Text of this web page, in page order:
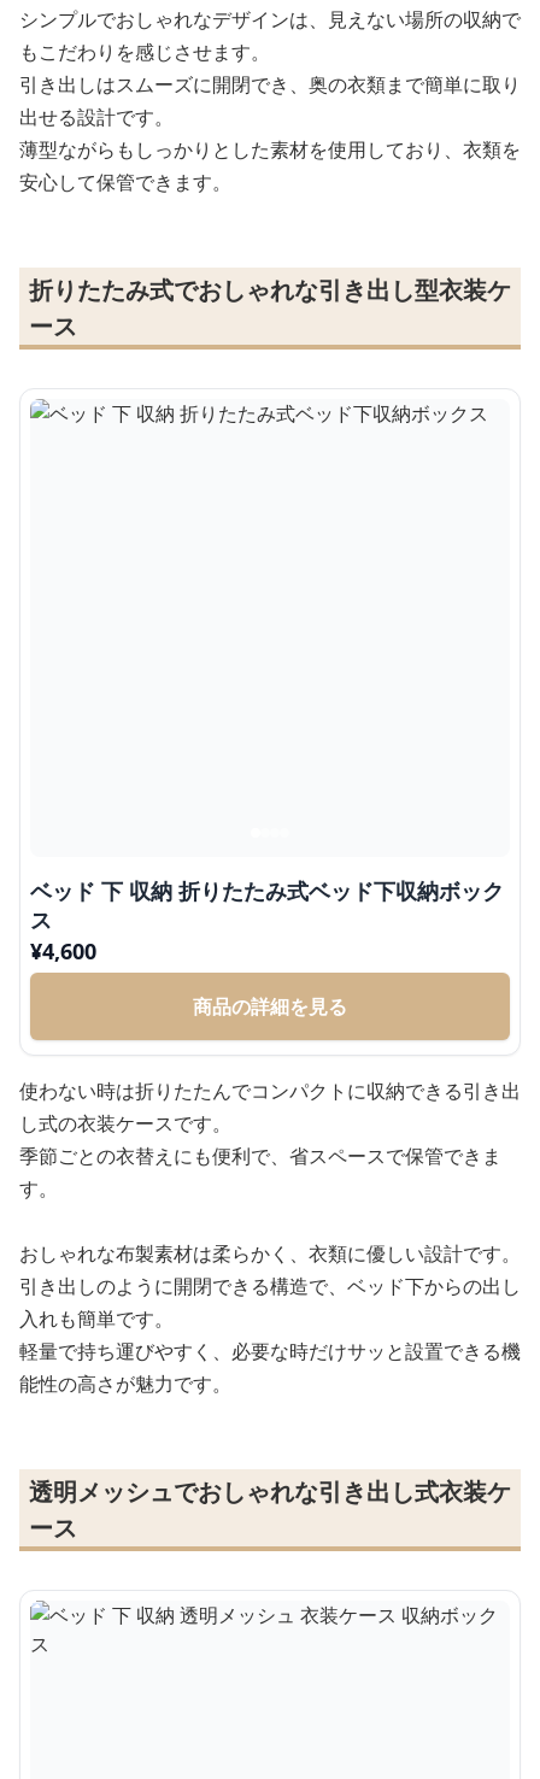
シンプルでおしゃれなデザインは、見えない場所の収納で
もこだわりを感じさせます。
引き出しはスムーズに開閉でき、奥の衣類まで簡単に取り
出せる設計です。
薄型ながらもしっかりとした素材を使用しており、衣類を
安心して保管できます。
折りたたみ式でおしゃれな引き出し型衣装ケ
ース
ベッド 下 収納 折りたたみ式ベッド下収納ボック
ス
¥4,600
商品の詳細を見る
使わない時は折りたたんでコンパクトに収納できる引き出
し式の衣装ケースです。
季節ごとの衣替えにも便利で、省スペースで保管できま
す。
おしゃれな布製素材は柔らかく、衣類に優しい設計です。
引き出しのように開閉できる構造で、ベッド下からの出し
入れも簡単です。
軽量で持ち運びやすく、必要な時だけサッと設置できる機
能性の高さが魅力です。
透明メッシュでおしゃれな引き出し式衣装ケ
ース